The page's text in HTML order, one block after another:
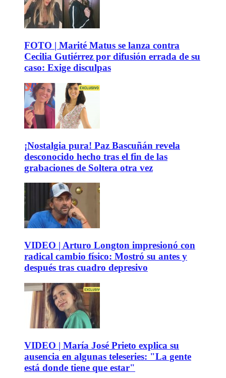
FOTO | Marité Matus se lanza contra
Cecilia Gutiérrez por difusión errada de su
caso: Exige disculpas
¡Nostalgia pura! Paz Bascuñán revela
desconocido hecho tras el fin de las
grabaciones de Soltera otra vez
VIDEO | Arturo Longton impresionó con
radical cambio físico: Mostró su antes y
después tras cuadro depresivo
VIDEO | María José Prieto explica su
ausencia en algunas teleseries: "La gente
está donde tiene que estar"